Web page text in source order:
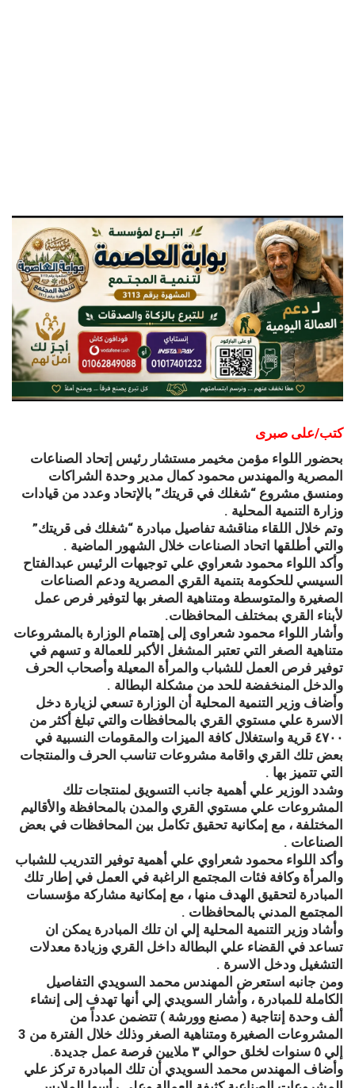
كتب/على صبرى
بحضور اللواء مؤمن مخيمر مستشار رئيس إتحاد الصناعات
المصرية والمهندس محمود كمال مدير وحدة الشراكات
ومنسق مشروع “شغلك في قريتك” بالإتحاد وعدد من قيادات
وزارة التنمية المحلية .
وتم خلال اللقاء مناقشة تفاصيل مبادرة “شغلك فى قريتك”
والتي أطلقها اتحاد الصناعات خلال الشهور الماضية .
وأكد اللواء محمود شعراوي علي توجيهات الرئيس عبدالفتاح
السيسي للحكومة بتنمية القري المصرية ودعم الصناعات
الصغيرة والمتوسطة ومتناهية الصغر بها لتوفير فرص عمل
لأبناء القري بمختلف المحافظات.
وأشار اللواء محمود شعراوى إلى إهتمام الوزارة بالمشروعات
متناهية الصغر التي تعتبر المشغل الأكبر للعمالة و تسهم في
توفير فرص العمل للشباب والمرأة المعيلة وأصحاب الحرف
والدخل المنخفضة للحد من مشكلة البطالة .
وأضاف وزير التنمية المحلية أن الوزارة تسعي لزيارة دخل
الاسرة علي مستوي القري بالمحافظات والتي تبلغ أكثر من
٤٧٠٠ قرية واستغلال كافة الميزات والمقومات النسبية في
بعض تلك القري واقامة مشروعات تناسب الحرف والمنتجات
التي تتميز بها .
وشدد الوزير علي أهمية جانب التسويق لمنتجات تلك
المشروعات علي مستوي القري والمدن بالمحافظة والأقاليم
المختلفة ، مع إمكانية تحقيق تكامل بين المحافظات في بعض
الصناعات .
وأكد اللواء محمود شعراوي علي أهمية توفير التدريب للشباب
والمرأة وكافة فئات المجتمع الراغبة في العمل في إطار تلك
المبادرة لتحقيق الهدف منها ، مع إمكانية مشاركة مؤسسات
المجتمع المدني بالمحافظات .
وأشاد وزير التنمية المحلية إلي ان تلك المبادرة يمكن ان
تساعد في القضاء علي البطالة داخل القري وزيادة معدلات
التشغيل ودخل الاسرة .
ومن جانبه استعرض المهندس محمد السويدي التفاصيل
الكاملة للمبادرة ، وأشار السويدي إلي أنها تهدف إلى إنشاء
ألف وحدة إنتاجية ( مصنع وورشة ) تتضمن عدداً من
المشروعات الصغيرة ومتناهية الصغر وذلك خلال الفترة من 3
إلي ٥ سنوات لخلق حوالي ٣ ملايين فرصة عمل جديدة.
وأضاف المهندس محمد السويدي أن تلك المبادرة تركز علي